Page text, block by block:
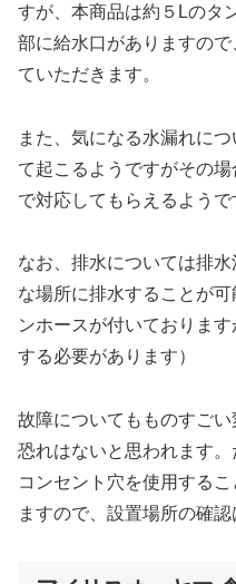
すが、本商品は約５Lのタ
部に給水口がありますの
ていただきます。
また、気になる水漏れに
て起こるようですがその
で対応してもらえるようで
なお、排水については排
な場所に排水することが
ンホースが付いておりま
する必要があります）
故障についてもものすご
恐れはないと思われます
コンセント穴を使用する
ますので、設置場所の確認